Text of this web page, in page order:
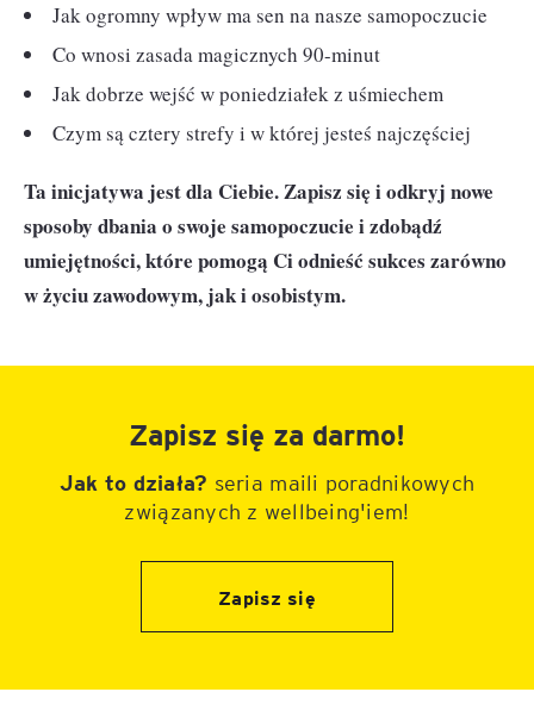
Jak ogromny wpływ ma sen na nasze samopoczucie
Co wnosi zasada magicznych 90-minut
Jak dobrze wejść w poniedziałek z uśmiechem
Czym są cztery strefy i w której jesteś najczęściej
Ta inicjatywa jest dla Ciebie. Zapisz się i odkryj nowe
sposoby dbania o swoje samopoczucie i zdobądź
umiejętności, które pomogą Ci odnieść sukces zarówno
w życiu zawodowym, jak i osobistym.
Zapisz się za darmo!
Jak to działa? seria maili poradnikowych
związanych z wellbeing'iem!
Zapisz się